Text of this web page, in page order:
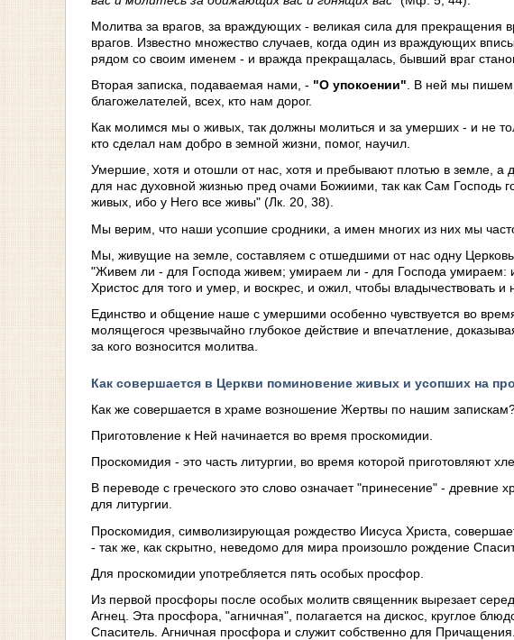
Молитва за врагов, за враждующих - великая сила для
врагов. Известно множество случаев, когда один из враждующих
рядом со своим именем - и вражда прекращалась, бывший враг
Вторая записка, подаваемая нами, - "О упокоении" . В ней мы пишем
благожелателей, всех, кто нам дорог.
Как молимся мы о живых, так должны молиться и за умерших - и не
кто сделал нам добро в земной жизни, помог, научил.
Умершие, хотя и отошли от нас, хотя и пребывают плотью в земле, а
для нас духовной жизнью пред очами Божиими, так как Сам Господь
живых, ибо у Него все живы" (Лк. 20, 38).
Мы верим, что наши усопшие сродники, а имен многих из них мы
Мы, живущие на земле, составляем с отшедшими от нас одну
"Живем ли - для Господа живем; умираем ли - для Господа умираем:
Христос для того и умер, и воскрес, и ожил, чтобы владычествовать
Единство и общение наше с умершими особенно чувствуется во
молящегося чрезвычайно глубокое действие и впечатление,
за кого возносится молитва.
Как совершается в Церкви поминовение живых и усопших на
Как же совершается в храме возношение Жертвы по нашим
Приготовление к Ней начинается во время проскомидии.
Проскомидия - это часть литургии, во время которой приготовляют
В переводе с греческого это слово означает "принесение" -
для литургии.
Проскомидия, символизирующая рождество Иисуса Христа,
- так же, как скрытно, неведомо для мира произошло рождение
Для проскомидии употребляется пять особых просфор.
Из первой просфоры после особых молитв священник вырезает
Агнец. Эта просфора, "агничная", полагается на дискос, круглое
Спаситель. Агничная просфора и служит собственно для Причащения.